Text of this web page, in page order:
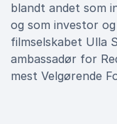
blandt andet som
og som investor
filmselskabet Ulla
ambassadør for
mest Velgørende